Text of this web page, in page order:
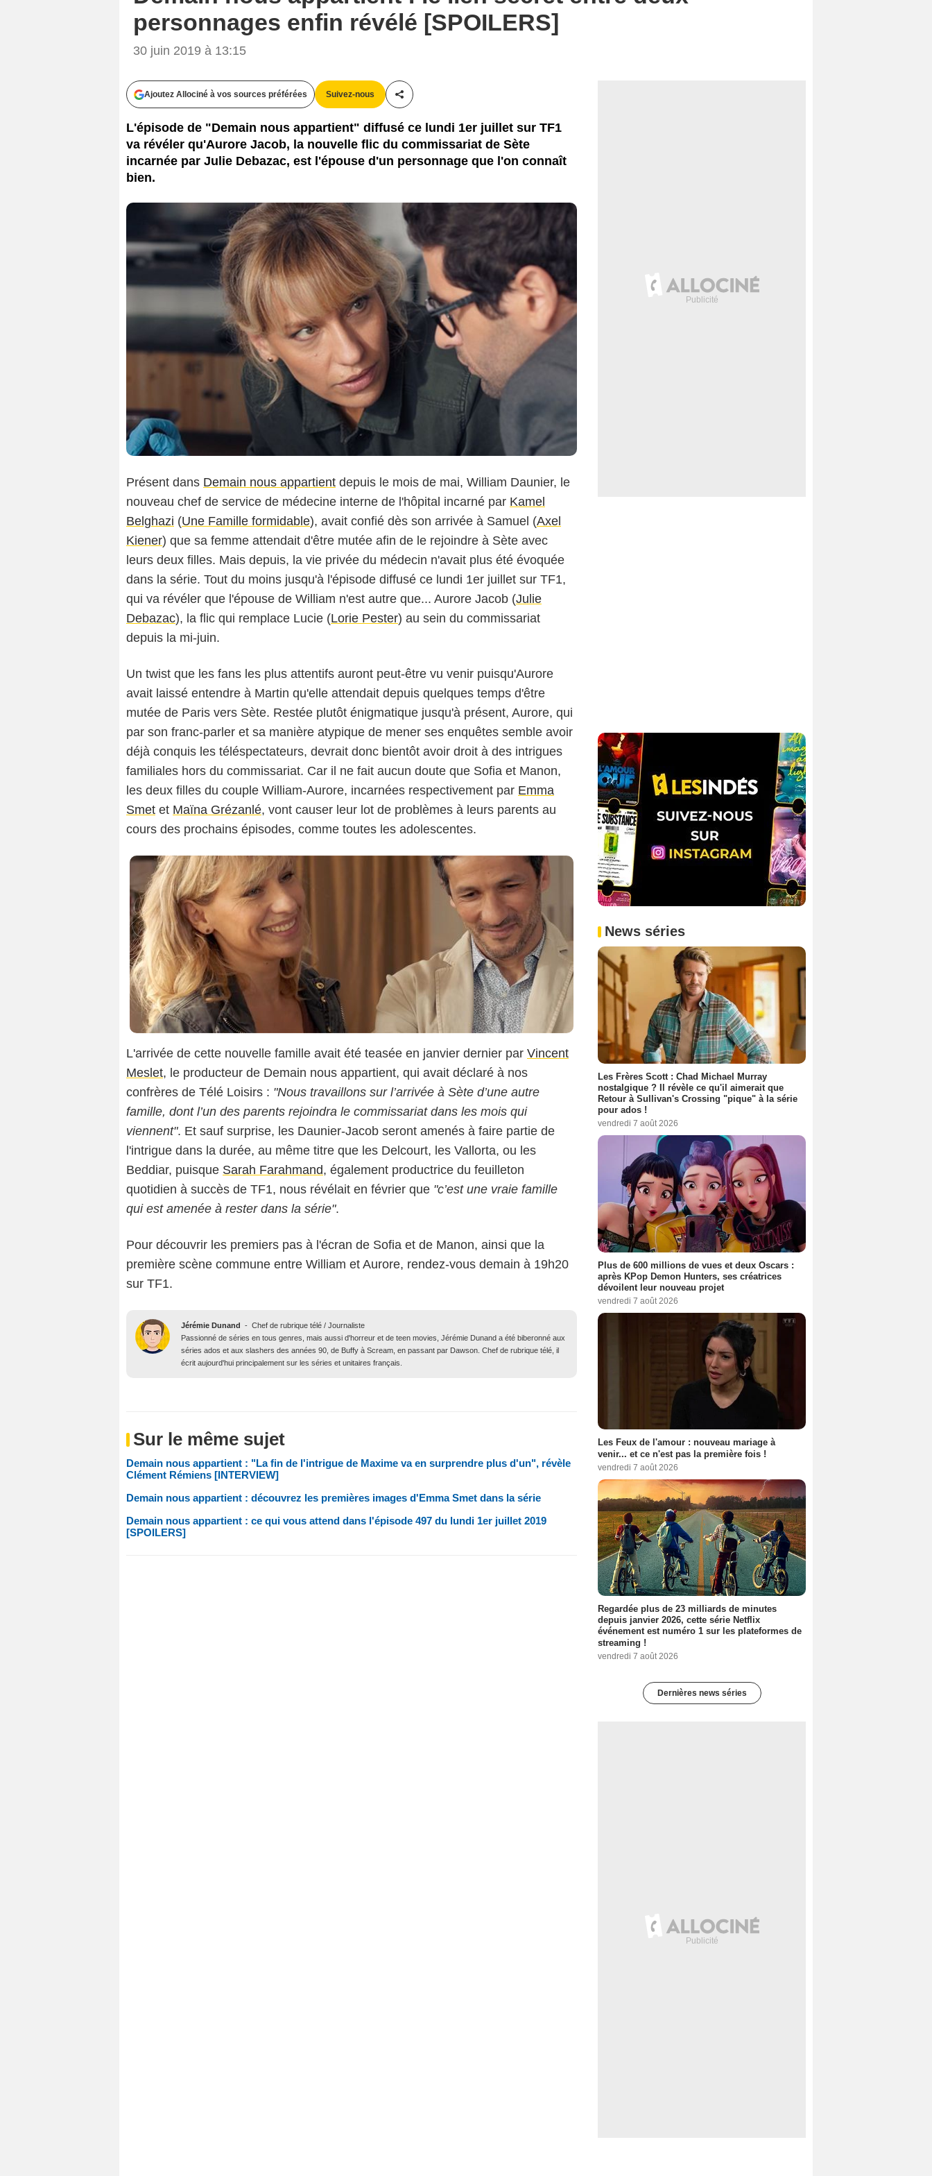
personnages enfin révélé [SPOILERS]
30 juin 2019 à 13:15
Ajoutez Allociné à vos sources préférées Suivez-nous
Partager cet article
L'épisode de "Demain nous appartient" diffusé ce lundi 1er juillet sur TF1
va révéler qu'Aurore Jacob, la nouvelle flic du commissariat de Sète
incarnée par Julie Debazac, est l'épouse d'un personnage que l'on connaît
bien.
Présent dans Demain nous appartient depuis le mois de mai, William Daunier, le
nouveau chef de service de médecine interne de l'hôpital incarné par Kamel
Belghazi (Une Famille formidable), avait confié dès son arrivée à Samuel (Axel
Kiener) que sa femme attendait d'être mutée afin de le rejoindre à Sète avec
leurs deux filles. Mais depuis, la vie privée du médecin n'avait plus été évoquée
dans la série. Tout du moins jusqu'à l'épisode diffusé ce lundi 1er juillet sur TF1,
qui va révéler que l'épouse de William n'est autre que... Aurore Jacob (Julie
Debazac), la flic qui remplace Lucie (Lorie Pester) au sein du commissariat
depuis la mi-juin.
Un twist que les fans les plus attentifs auront peut-être vu venir puisqu'Aurore
avait laissé entendre à Martin qu'elle attendait depuis quelques temps d'être
mutée de Paris vers Sète. Restée plutôt énigmatique jusqu'à présent, Aurore, qui
par son franc-parler et sa manière atypique de mener ses enquêtes semble avoir
déjà conquis les téléspectateurs, devrait donc bientôt avoir droit à des intrigues
familiales hors du commissariat. Car il ne fait aucun doute que Sofia et Manon,
les deux filles du couple William-Aurore, incarnées respectivement par Emma
Smet et Maïna Grézanlé, vont causer leur lot de problèmes à leurs parents au
cours des prochains épisodes, comme toutes les adolescentes.
L'arrivée de cette nouvelle famille avait été teasée en janvier dernier par Vincent
Meslet, le producteur de Demain nous appartient, qui avait déclaré à nos
confrères de Télé Loisirs : "Nous travaillons sur l’arrivée à Sète d’une autre
famille, dont l’un des parents rejoindra le commissariat dans les mois qui
viennent". Et sauf surprise, les Daunier-Jacob seront amenés à faire partie de
l'intrigue dans la durée, au même titre que les Delcourt, les Vallorta, ou les
Beddiar, puisque Sarah Farahmand, également productrice du feuilleton
quotidien à succès de TF1, nous révélait en février que "c’est une vraie famille
qui est amenée à rester dans la série".
Pour découvrir les premiers pas à l'écran de Sofia et de Manon, ainsi que la
première scène commune entre William et Aurore, rendez-vous demain à 19h20
sur TF1.
Jérémie Dunand - Chef de rubrique télé / Journaliste
Passionné de séries en tous genres, mais aussi d'horreur et de teen movies, Jérémie Dunand a été biberonné aux
séries ados et aux slashers des années 90, de Buffy à Scream, en passant par Dawson. Chef de rubrique télé, il
écrit aujourd'hui principalement sur les séries et unitaires français.
Sur le même sujet
Demain nous appartient : "La fin de l'intrigue de Maxime va en surprendre plus d'un", révèle
Clément Rémiens [INTERVIEW]
Demain nous appartient : découvrez les premières images d'Emma Smet dans la série
Demain nous appartient : ce qui vous attend dans l'épisode 497 du lundi 1er juillet 2019
[SPOILERS]
News séries
Les Frères Scott : Chad Michael Murray
nostalgique ? Il révèle ce qu'il aimerait que
Retour à Sullivan's Crossing "pique" à la série
pour ados !
vendredi 7 août 2026
Plus de 600 millions de vues et deux Oscars :
après KPop Demon Hunters, ses créatrices
dévoilent leur nouveau projet
vendredi 7 août 2026
Les Feux de l'amour : nouveau mariage à
venir... et ce n'est pas la première fois !
vendredi 7 août 2026
Regardée plus de 23 milliards de minutes
depuis janvier 2026, cette série Netflix
événement est numéro 1 sur les plateformes de
streaming !
vendredi 7 août 2026
Dernières news séries